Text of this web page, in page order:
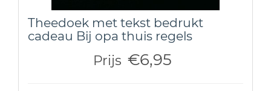
Theedoek met tekst bedrukt
cadeau Bij opa thuis regels
Prijs €6,95